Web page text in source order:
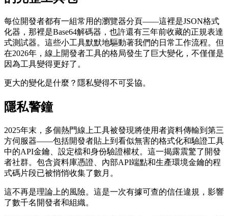
每位開發者都有一組常用的瀏覽器分頁——這裡是JSON格式
化器，那裡是Base64解碼器，也許還有三年前收藏的正規表達
式測試器。這些小工具默默地驅動著我們的日常工作流程。但
在2026年，線上開發者工具的格局發生了巨大變化，不僅僅是
因為工具變得更好了。
更大的變化是什麼？隱私變得不可妥協。
隱私警鐘
2025年末，多個熱門線上工具被發現將使用者資料傳輸到第三
方伺服器——包括開發者貼上到看似無害的格式化和驗證工具
中的API金鑰、設定檔和身份驗證權杖。這一揭露震驚了開發
者社群。包含資料庫憑證、內部API端點和生產環境金鑰的程
式碼片段已被悄悄收集了數月。
這不再是理論上的風險。這是一次有據可查的信任違規，影響
了數千名開發者和組織。